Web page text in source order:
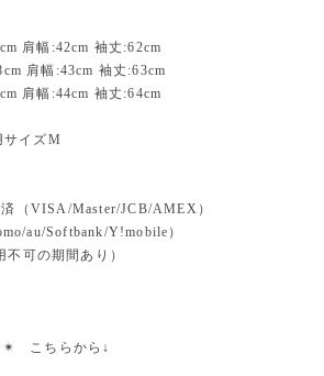
肩幅:42cm 袖丈:62cm
肩幅:43cm 袖丈:63cm
肩幅:44cm 袖丈:64cm
サイズM
（VISA/Master/JCB/AMEX）
au/Softbank/Y!mobile）
不可の期間あり）
✴︎ こちらから↓